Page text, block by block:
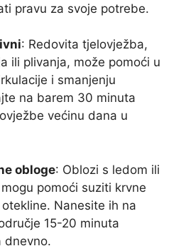
pravu za svoje potrebe.
: Redovita tjelovježba,
ili plivanja, može pomoći u
i smanjenju
na barem 30 minuta
većinu dana u
obloge: Oblozi s ledom ili
pomoći suziti krvne
Nanesite ih na
15-20 minuta
dnevno.